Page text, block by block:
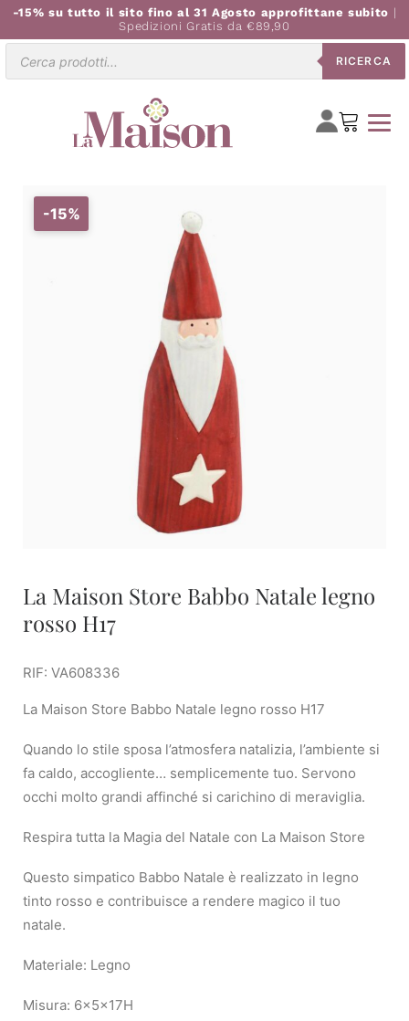
-15% su tutto il sito fino al 31 Agosto approfittane subito |
Spedizioni Gratis da €89,90
RICERCA
-15%
La Maison Store Babbo Natale legno
rosso H17
RIF: VA608336
La Maison Store Babbo Natale legno rosso H17
Quando lo stile sposa l’atmosfera natalizia, l’ambiente si
fa caldo, accogliente… semplicemente tuo. Servono
occhi molto grandi affinché si carichino di meraviglia.
Respira tutta la Magia del Natale con La Maison Store
Questo simpatico Babbo Natale è realizzato in legno
tinto rosso e contribuisce a rendere magico il tuo
natale.
Materiale: Legno
Misura: 6x5x17H